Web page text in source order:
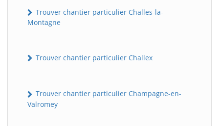
Trouver chantier particulier Challes-la-
Montagne
Trouver chantier particulier Challex
Trouver chantier particulier Champagne-en-
Valromey